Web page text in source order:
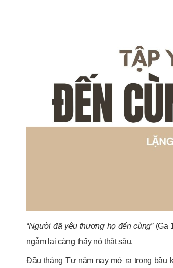
“Người đã yêu thương họ đến cùng”(Ga
ngẫm lại càng thấy nó thật sâu.
Đầu tháng Tư năm nay mở ra trong